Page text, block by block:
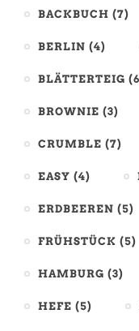
BACKBUCH (7)
BERLIN (4)
BLÄTTERTEIG
BROWNIE (3)
CRUMBLE (7)
EASY (4)
ERDBEEREN (5)
FRÜHSTÜCK (5)
HAMBURG (3)
HEFE (5)